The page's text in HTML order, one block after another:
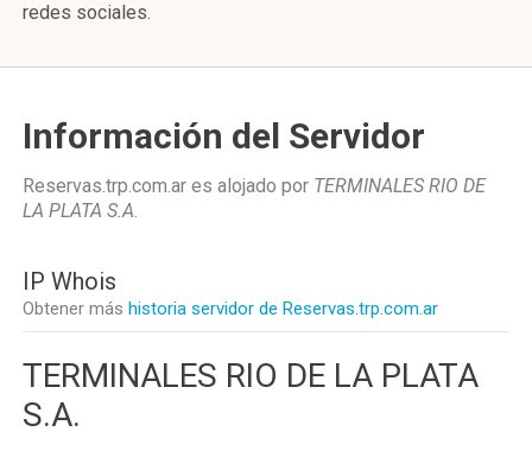
redes sociales.
Información del Servidor
Reservas.trp.com.ar es alojado por TERMINALES RIO DE
LA PLATA S.A.
IP Whois
Obtener más historia servidor de Reservas.trp.com.ar
TERMINALES RIO DE LA PLATA
S.A.